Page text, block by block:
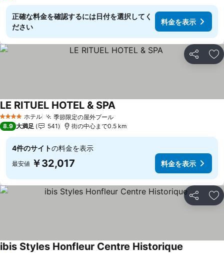
正確な料金を確認するには日付を選択してく
ださい
料金を表示
シェア お
4 ホテルのランク
ホテル 季節限定の屋外プール料金を表示
LE RITUEL HOTEL & SPA料金を表示
8.9 大満足 541 街の中心まで0.5 km
4件のサイトの料金を表示
最安値 ￥32,017 料金を表示
シェア お
ibis Styles Honfleur Centre Historique